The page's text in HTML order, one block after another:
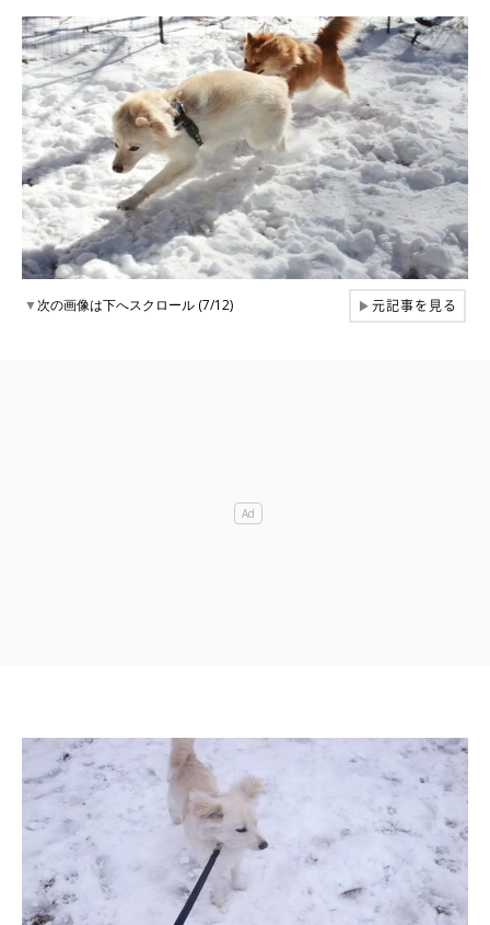
▼次の画像は下へスクロール (7/12) ▶元記事を見る